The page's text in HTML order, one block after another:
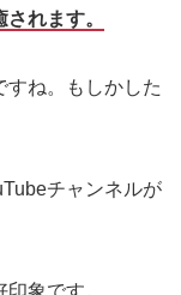
れます。
すね。もしかした
チャンネルが
象です。